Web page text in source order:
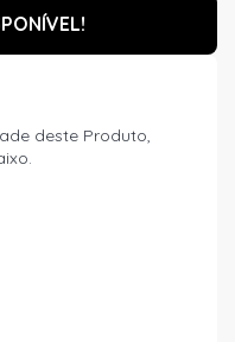
deste Produto,